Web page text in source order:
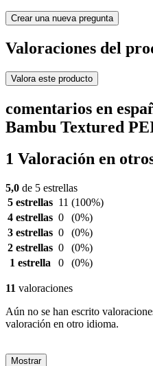
Crear una nueva pregunta
Valoraciones del
Valora este producto
comentarios en
Bambu Textured
1 Valoración en
5,0 de 5 estrellas
5 estrellas 11 (100%)
4 estrellas 0
(0%)
3 estrellas 0
(0%)
2 estrellas 0
(0%)
1 estrella
0 (0%)
11 valoraciones
Aún no se han escrito
valoración en otro idioma.
Mostrar